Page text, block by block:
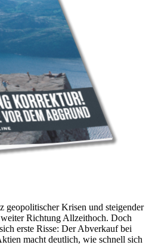
geopolitischer Krisen und steigender
Richtung Allzeithoch. Doch
erste Risse: Der Abverkauf bei
macht deutlich, wie schnell sich